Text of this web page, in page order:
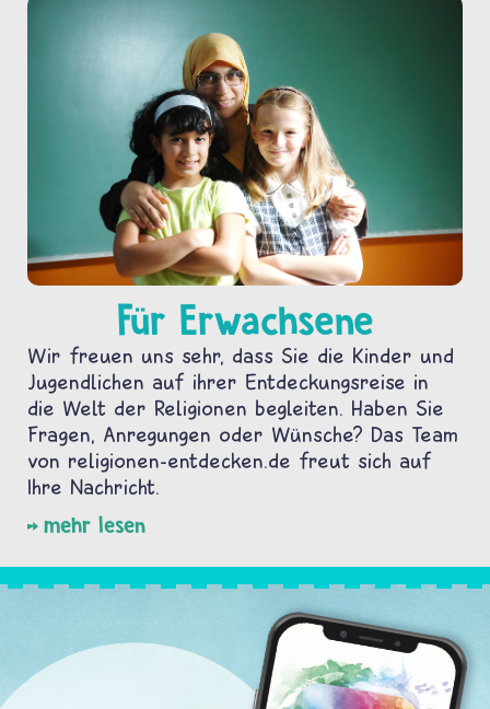
Für Erwachsene
Wir freuen uns sehr, dass Sie die Kinder und
Jugendlichen auf ihrer Entdeckungsreise in
die Welt der Religionen begleiten. Haben Sie
Fragen, Anregungen oder Wünsche? Das Team
von religionen-entdecken.de freut sich auf
Ihre Nachricht.
mehr lesen